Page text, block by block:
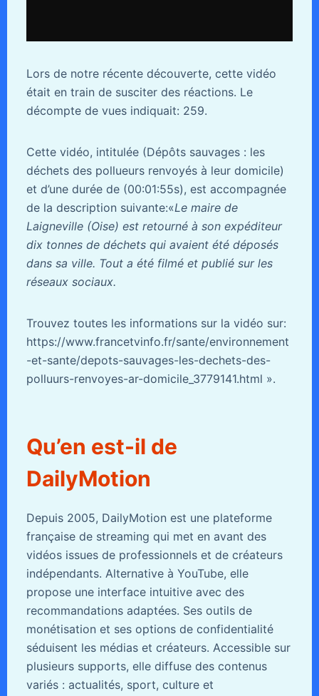
Lors de notre récente découverte, cette vidéo
était en train de susciter des réactions. Le
décompte de vues indiquait: 259.
Cette vidéo, intitulée (Dépôts sauvages : les
déchets des pollueurs renvoyés à leur domicile)
et d’une durée de (00:01:55s), est accompagnée
de la description suivante:«Le maire de
Laigneville (Oise) est retourné à son expéditeur
dix tonnes de déchets qui avaient été déposés
dans sa ville. Tout a été filmé et publié sur les
réseaux sociaux.
Trouvez toutes les informations sur la vidéo sur:
https://www.francetvinfo.fr/sante/environnement
-et-sante/depots-sauvages-les-dechets-des-
polluurs-renvoyes-ar-domicile_3779141.html ».
Qu’en est-il de
DailyMotion
Depuis 2005, DailyMotion est une plateforme
française de streaming qui met en avant des
vidéos issues de professionnels et de créateurs
indépendants. Alternative à YouTube, elle
propose une interface intuitive avec des
recommandations adaptées. Ses outils de
monétisation et ses options de confidentialité
séduisent les médias et créateurs. Accessible sur
plusieurs supports, elle diffuse des contenus
variés : actualités, sport, culture et